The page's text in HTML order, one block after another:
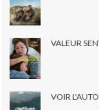
VALEUR
VOIR